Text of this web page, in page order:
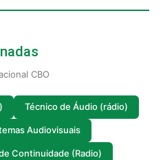
CBO
Técnico de Áudio (rádio)
Audiovisuais
Continuidade (Radio)